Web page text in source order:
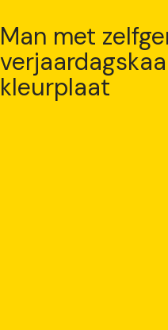
Man met
kleurplaat